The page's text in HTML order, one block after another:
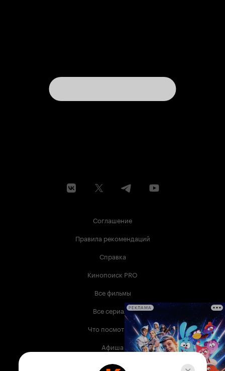
Соглашение
Правила рекомендаций
Справка
Кинопоиск PRO
Все фильмы
Все сериалы
Что посмотреть
Афиша
Музыка
РЕКЛАМА